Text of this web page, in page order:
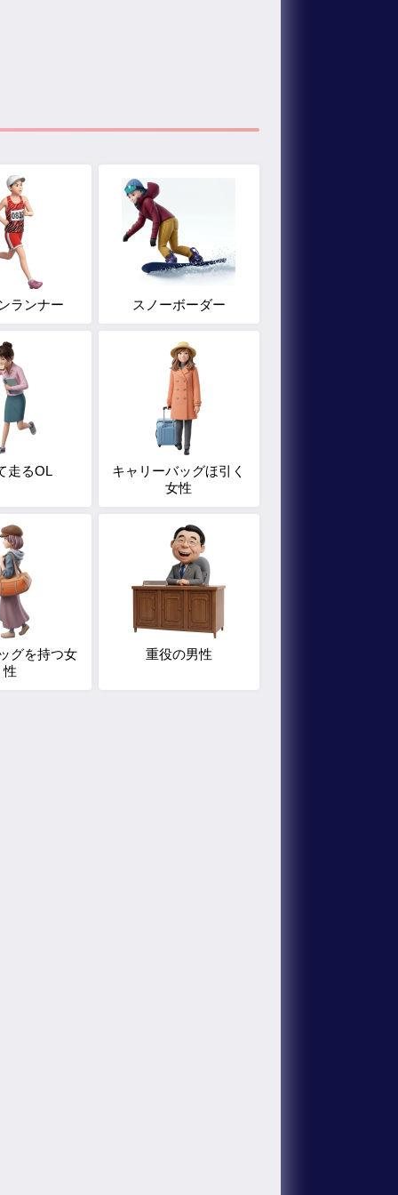
ランナー スノーボーダー
走るOL
キャリーバッグほ引く
女性
グを持つ女
性
重役の男性